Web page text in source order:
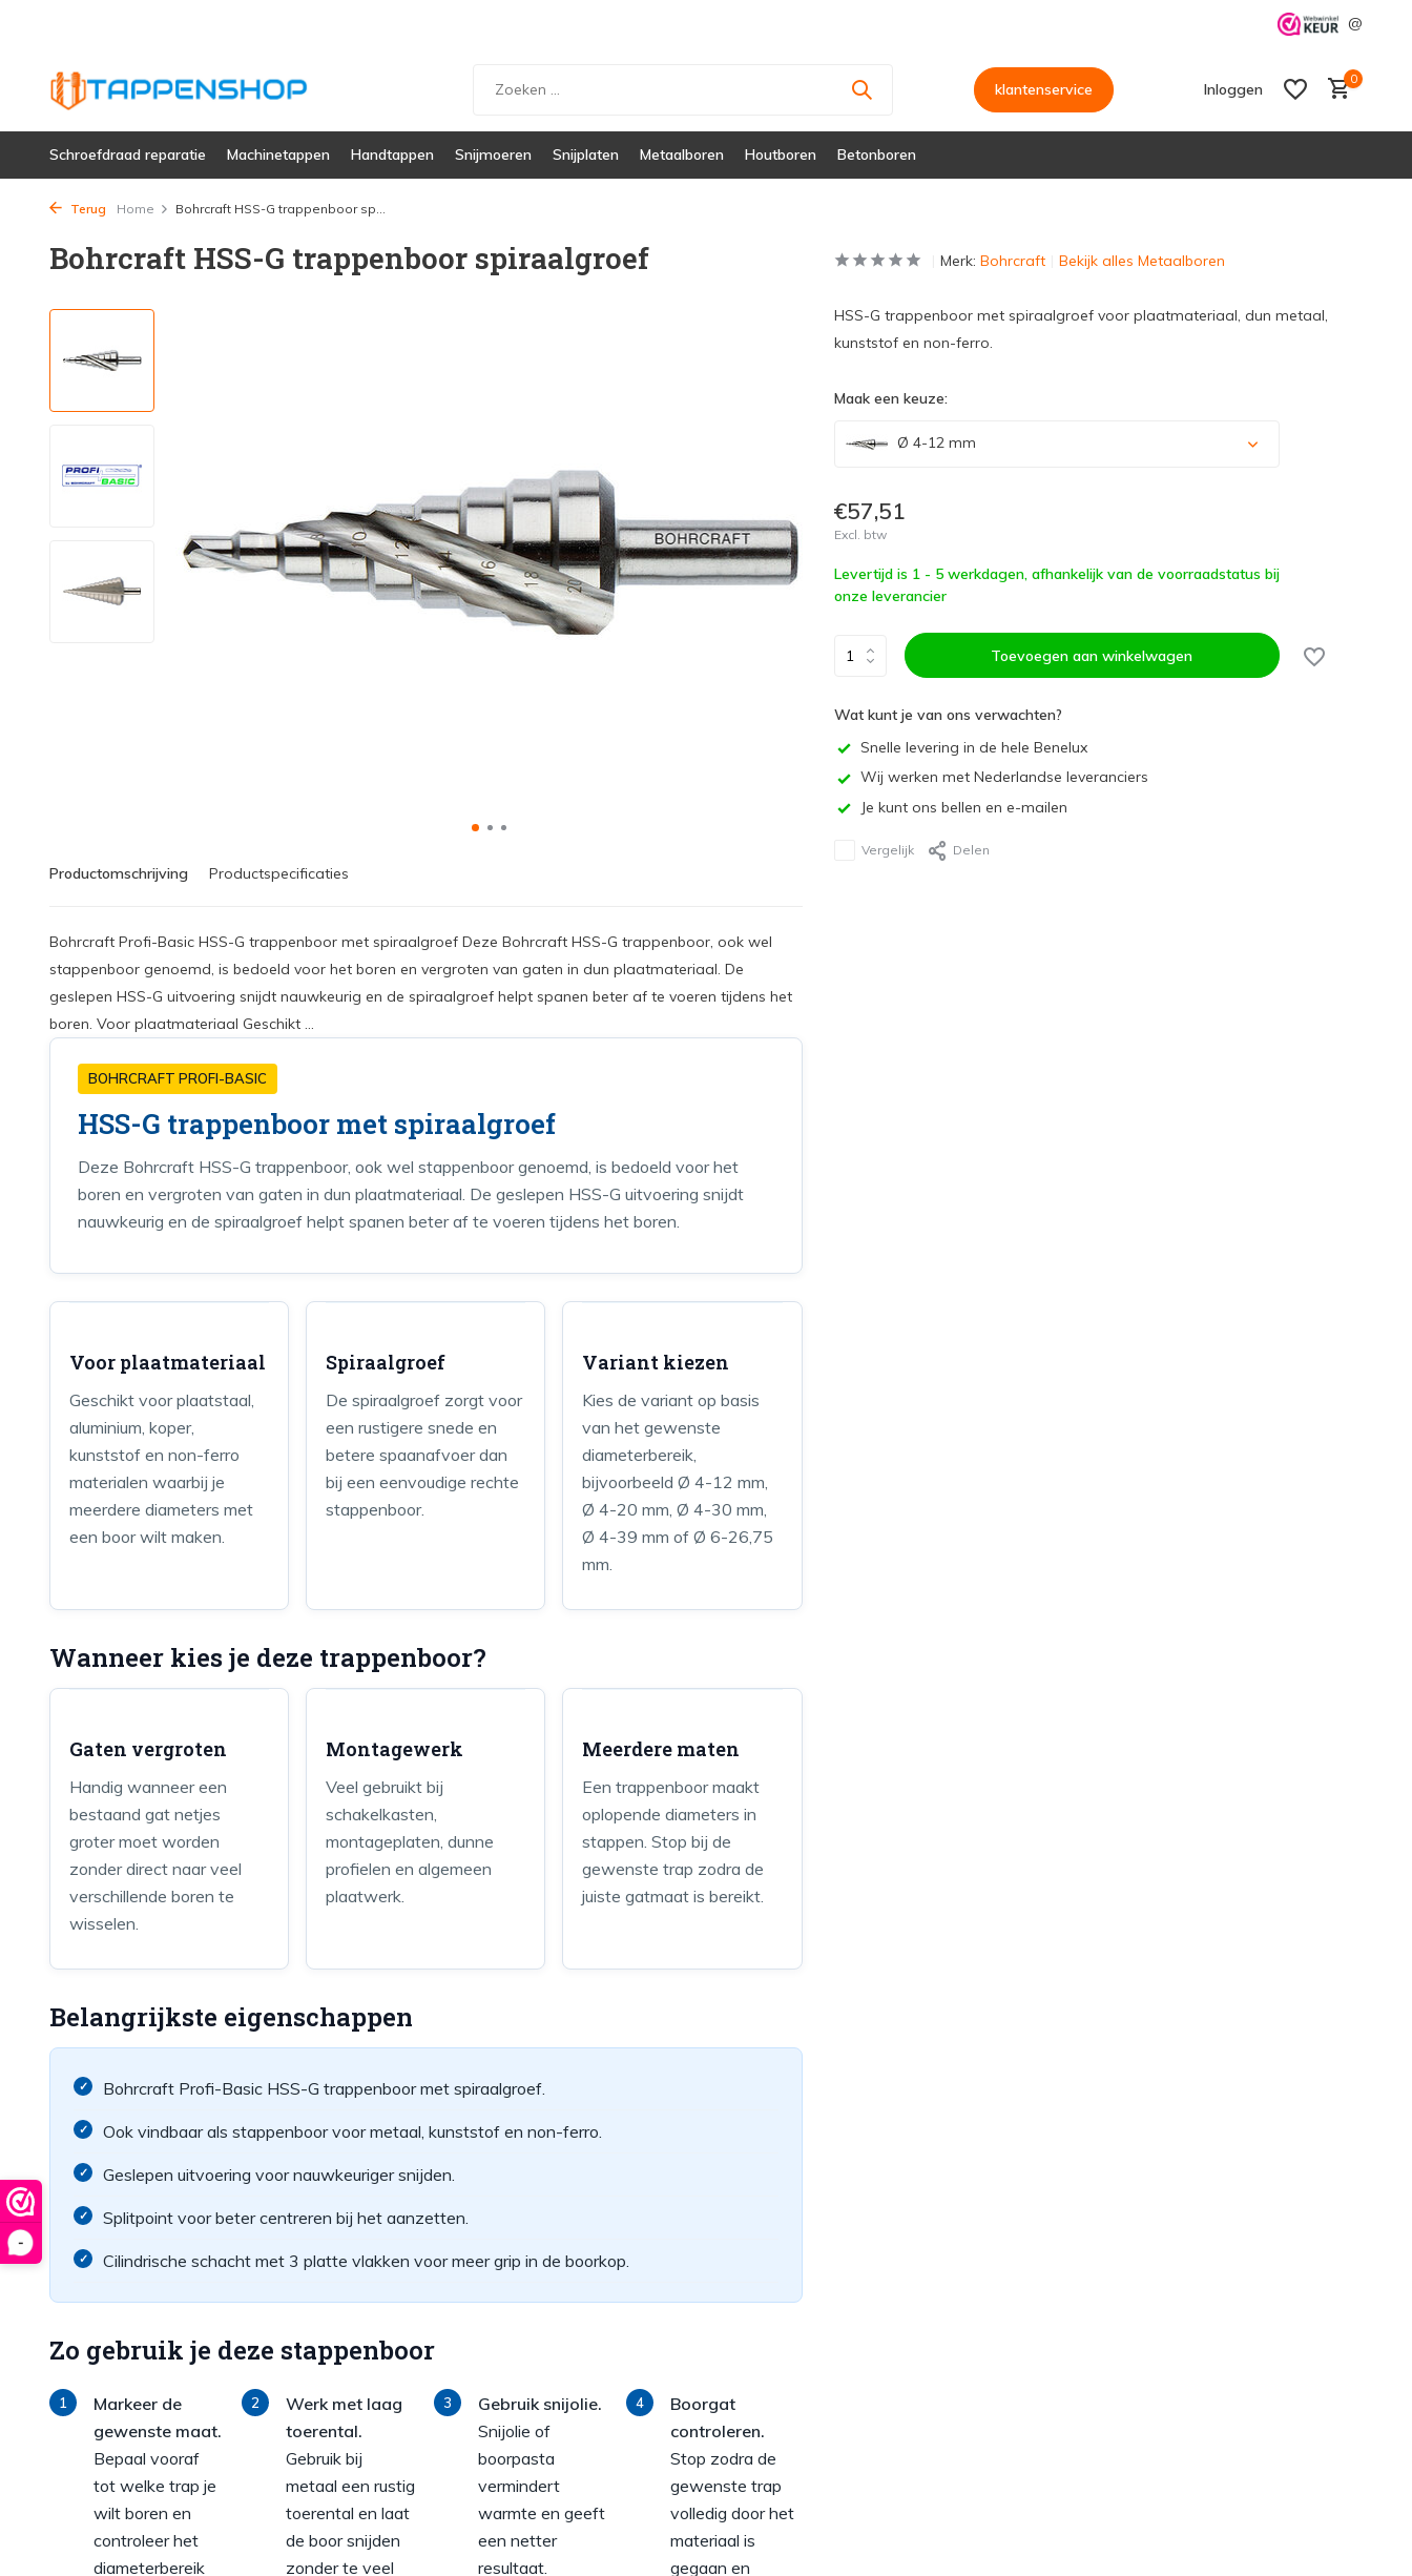
-
@
klantenservice Inloggen
0
Schroefdraad reparatie Machinetappen Handtappen Snijmoeren Snijplaten Metaalboren Houtboren Betonboren
Terug Home Bohrcraft HSS-G trappenboor sp...
Bohrcraft HSS-G trappenboor spiraalgroef
Productomschrijving Productspecificaties
Bohrcraft Profi-Basic HSS-G trappenboor met spiraalgroef Deze Bohrcraft HSS-G trappenboor, ook wel
stappenboor genoemd, is bedoeld voor het boren en vergroten van gaten in dun plaatmateriaal. De
geslepen HSS-G uitvoering snijdt nauwkeurig en de spiraalgroef helpt spanen beter af te voeren tijdens het
boren. Voor plaatmateriaal Geschikt ...
BOHRCRAFT PROFI-BASIC
HSS-G trappenboor met spiraalgroef
Deze Bohrcraft HSS-G trappenboor, ook wel stappenboor genoemd, is bedoeld voor het
boren en vergroten van gaten in dun plaatmateriaal. De geslepen HSS-G uitvoering snijdt
nauwkeurig en de spiraalgroef helpt spanen beter af te voeren tijdens het boren.
Voor plaatmateriaal
Geschikt voor plaatstaal,
aluminium, koper,
kunststof en non-ferro
materialen waarbij je
meerdere diameters met
een boor wilt maken.
Spiraalgroef
De spiraalgroef zorgt voor
een rustigere snede en
betere spaanafvoer dan
bij een eenvoudige rechte
stappenboor.
Variant kiezen
Kies de variant op basis
van het gewenste
diameterbereik,
bijvoorbeeld Ø 4-12 mm,
Ø 4-20 mm, Ø 4-30 mm,
Ø 4-39 mm of Ø 6-26,75
mm.
Wanneer kies je deze trappenboor?
Gaten vergroten
Handig wanneer een
bestaand gat netjes
groter moet worden
zonder direct naar veel
verschillende boren te
wisselen.
Montagewerk
Veel gebruikt bij
schakelkasten,
montageplaten, dunne
profielen en algemeen
plaatwerk.
Meerdere maten
Een trappenboor maakt
oplopende diameters in
stappen. Stop bij de
gewenste trap zodra de
juiste gatmaat is bereikt.
Belangrijkste eigenschappen
Bohrcraft Profi-Basic HSS-G trappenboor met spiraalgroef.
Ook vindbaar als stappenboor voor metaal, kunststof en non-ferro.
Geslepen uitvoering voor nauwkeuriger snijden.
Splitpoint voor beter centreren bij het aanzetten.
Cilindrische schacht met 3 platte vlakken voor meer grip in de boorkop.
Zo gebruik je deze stappenboor
Markeer de
gewenste maat.
Bepaal vooraf
tot welke trap je
wilt boren en
controleer het
diameterbereik
Werk met laag
toerental.
Gebruik bij
metaal een rustig
toerental en laat
de boor snijden
zonder te veel
Gebruik snijolie.
Snijolie of
boorpasta
vermindert
warmte en geeft
een netter
resultaat.
Boorgat
controleren.
Stop zodra de
gewenste trap
volledig door het
materiaal is
gegaan en
Merk: Bohrcraft Bekijk alles Metaalboren
HSS-G trappenboor met spiraalgroef voor plaatmateriaal, dun metaal,
kunststof en non-ferro.
Maak een keuze:
Ø 4-12 mm
€57,51
Excl. btw
Levertijd is 1 - 5 werkdagen, afhankelijk van de voorraadstatus bij
onze leverancier
Toevoegen aan winkelwagen
Wat kunt je van ons verwachten?
Snelle levering in de hele Benelux
Wij werken met Nederlandse leveranciers
Je kunt ons bellen en e-mailen
Vergelijk Delen